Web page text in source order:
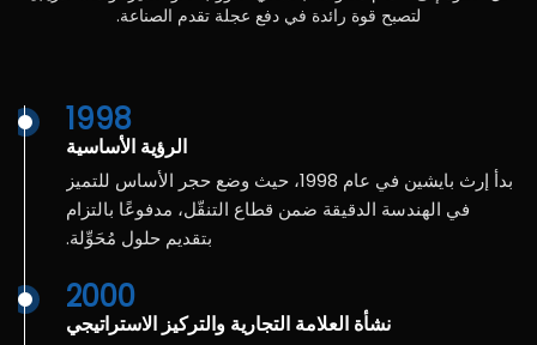
لتصبح قوة رائدة في دفع عجلة تقدم الصناعة.
1998
الرؤية الأساسية
بدأ إرث بايشين في عام 1998، حيث وضع حجر الأساس للتميز
في الهندسة الدقيقة ضمن قطاع التنقّل، مدفوعًا بالتزام
بتقديم حلول مُحَوِّلة.
2000
نشأة العلامة التجارية والتركيز الاستراتيجي